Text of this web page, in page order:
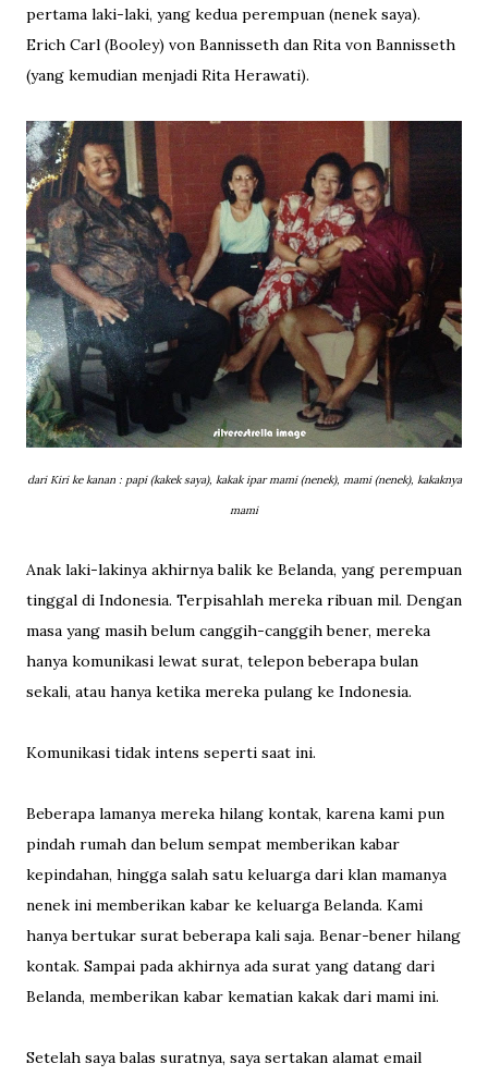
pertama laki-laki, yang kedua perempuan (nenek saya).
Erich Carl (Booley) von Bannisseth dan Rita von Bannisseth
(yang kemudian menjadi Rita Herawati).
dari Kiri ke kanan : papi (kakek saya), kakak ipar mami (nenek), mami (nenek), kakaknya
mami
Anak laki-lakinya akhirnya balik ke Belanda, yang perempuan
tinggal di Indonesia. Terpisahlah mereka ribuan mil. Dengan
masa yang masih belum canggih-canggih bener, mereka
hanya komunikasi lewat surat, telepon beberapa bulan
sekali, atau hanya ketika mereka pulang ke Indonesia.
Komunikasi tidak intens seperti saat ini.
Beberapa lamanya mereka hilang kontak, karena kami pun
pindah rumah dan belum sempat memberikan kabar
kepindahan, hingga salah satu keluarga dari klan mamanya
nenek ini memberikan kabar ke keluarga Belanda. Kami
hanya bertukar surat beberapa kali saja. Benar-bener hilang
kontak. Sampai pada akhirnya ada surat yang datang dari
Belanda, memberikan kabar kematian kakak dari mami ini.
Setelah saya balas suratnya, saya sertakan alamat email